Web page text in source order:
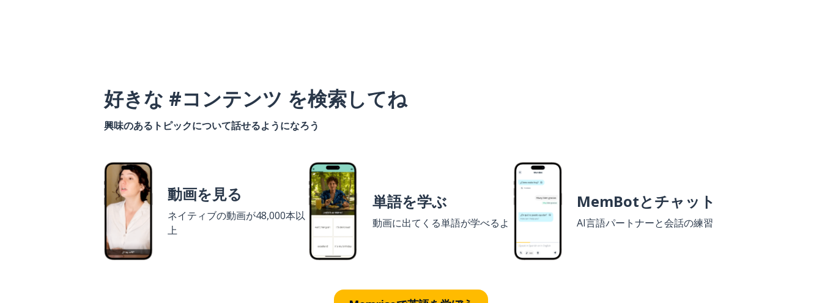
好きな #コンテンツ を検索してね
興味のあるトピックについて話せるようになろう
動画を見る
ネイティブの動画が48,000本以
上
単語を学ぶ
動画に出てくる単語が学べるよ
MemBotとチャット
AI言語パートナーと会話の練習